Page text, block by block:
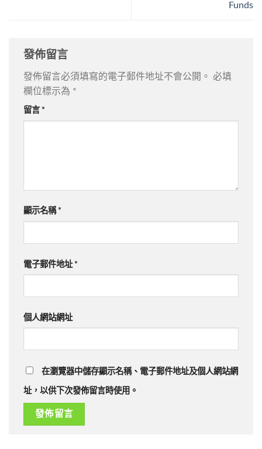
Funds
發佈留言
發佈留言必須填寫的電子郵件地址不會公開。
必填
欄位標示為 *
留言 *
顯示名稱 *
電子郵件地址 *
個人網站網址
在瀏覽器中儲存顯示名稱、電子郵件地址及個人網站網
址，以供下次發佈留言時使用。